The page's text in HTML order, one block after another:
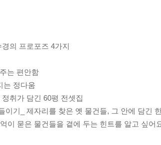
의 프로포즈 4가지
는 편안함
는 정다움
취가 담긴 60평 전셋집
이기_ 제자리를 찾은 옛 물건들, 그 안에 담긴
이 묻은 물건들을 곁에 두는 힌트를 알고 싶어